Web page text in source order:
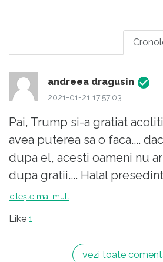
andreea dragusin
2021-01-21 17:57:03
Pai, Trump si-a gratiat
avea puterea sa o faca....
dupa el, acesti oameni nu
dupa gratii.... Halal
s-a terminat....
citește mai mult
Like 1
vezi toate